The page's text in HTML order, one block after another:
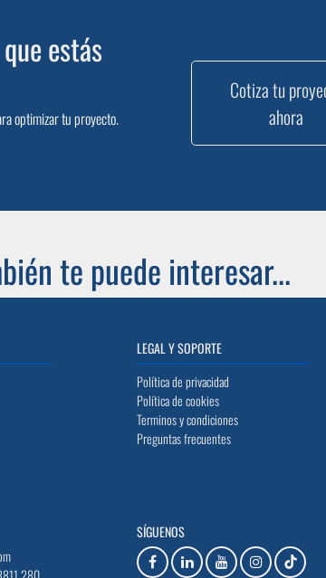
estás
optimizar tu proyecto.
Cotiza tu
ahora
te puede interesar...
LEGAL Y SOPORTE
Política de privacidad
Política de cookies
Terminos y condiciones
Preguntas frecuentes
SÍGUENOS